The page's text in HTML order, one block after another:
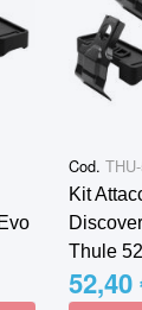
Cod.
Kit
Thule
52,40